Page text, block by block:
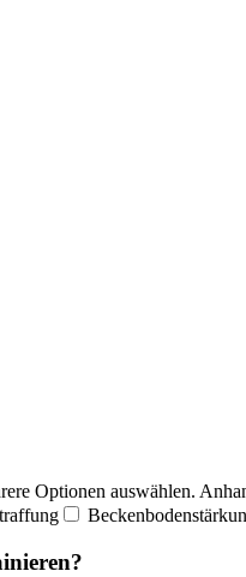
Optionen auswählen.